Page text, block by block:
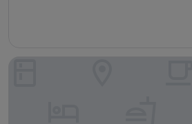
Bewertungen)